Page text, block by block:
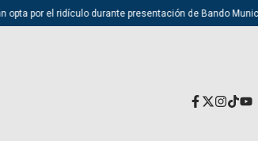
por el ridículo durante presentación de Bando Municipal